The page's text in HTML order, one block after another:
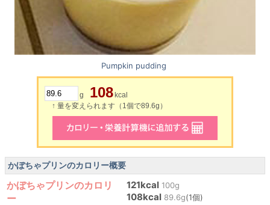
Pumpkin pudding
g 108 kcal
↑ 量を変えられます（1個で89.6g）
かぼちゃプリンのカロリー概要
かぼちゃプリンのカロリ
ー
121kcal 100g
108kcal 89.6g(1個)